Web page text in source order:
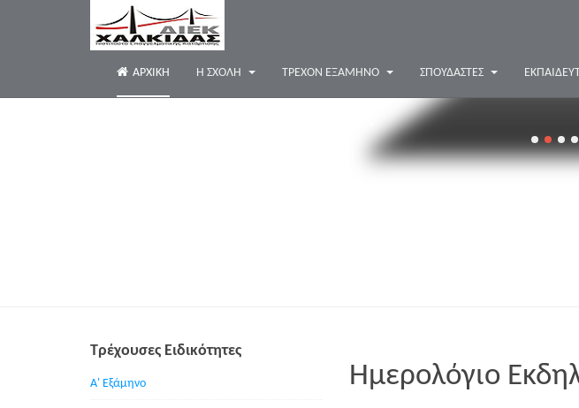
ΑΡΧΙΚΉ Η ΣΧΟΛΗ ΤΡΈΧΟΝ ΕΞΆΜΗΝΟ ΣΠΟΥΔΑΣΤΈΣ
Ημερολόγιο
Τρέχουσες Ειδικότητες
Α' Εξάμηνο